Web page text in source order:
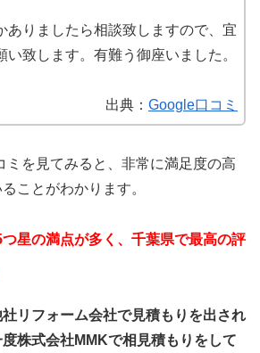
ありましたら相談致しますので、宜
い致します。有難う御座いました。
出典： Google口コミ
ミを見てみると、非常に満足度の高
ことがわかります。
星の満点が多く、千葉県で最高の評
リフォーム会社で見積もりを出され
株式会社MMKで相見積もりをして